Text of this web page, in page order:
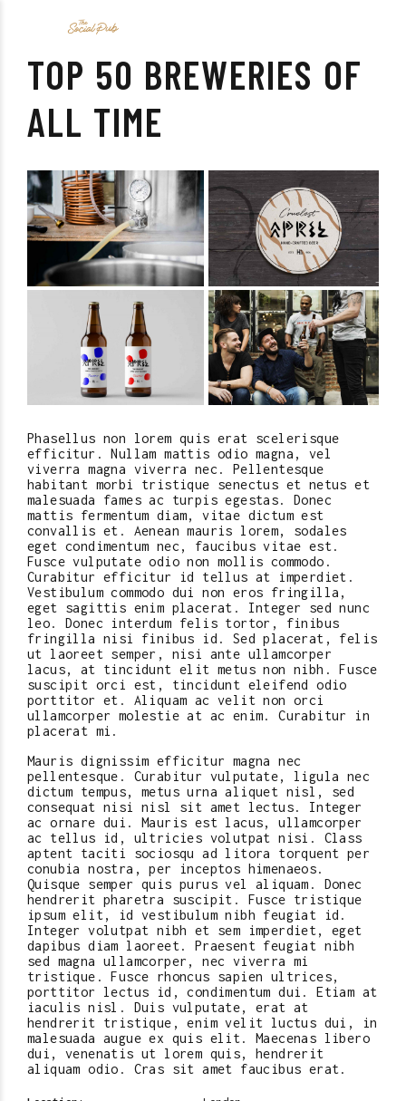
TOP 50 BREWERIES OF
ALL TIME
Phasellus non lorem quis erat scelerisque
efficitur. Nullam mattis odio magna, vel
viverra magna viverra nec. Pellentesque
habitant morbi tristique senectus et netus et
malesuada fames ac turpis egestas. Donec
mattis fermentum diam, vitae dictum est
convallis et. Aenean mauris lorem, sodales
eget condimentum nec, faucibus vitae est.
Fusce vulputate odio non mollis commodo.
Curabitur efficitur id tellus at imperdiet.
Vestibulum commodo dui non eros fringilla,
eget sagittis enim placerat. Integer sed nunc
leo. Donec interdum felis tortor, finibus
fringilla nisi finibus id. Sed placerat, felis
ut laoreet semper, nisi ante ullamcorper
lacus, at tincidunt elit metus non nibh. Fusce
suscipit orci est, tincidunt eleifend odio
porttitor et. Aliquam ac velit non orci
ullamcorper molestie at ac enim. Curabitur in
placerat mi.
Mauris dignissim efficitur magna nec
pellentesque. Curabitur vulputate, ligula nec
dictum tempus, metus urna aliquet nisl, sed
consequat nisi nisl sit amet lectus. Integer
ac ornare dui. Mauris est lacus, ullamcorper
ac tellus id, ultricies volutpat nisi. Class
aptent taciti sociosqu ad litora torquent per
conubia nostra, per inceptos himenaeos.
Quisque semper quis purus vel aliquam. Donec
hendrerit pharetra suscipit. Fusce tristique
ipsum elit, id vestibulum nibh feugiat id.
Integer volutpat nibh et sem imperdiet, eget
dapibus diam laoreet. Praesent feugiat nibh
sed magna ullamcorper, nec viverra mi
tristique. Fusce rhoncus sapien ultrices,
porttitor lectus id, condimentum dui. Etiam at
iaculis nisl. Duis vulputate, erat at
hendrerit tristique, enim velit luctus dui, in
malesuada augue ex quis elit. Maecenas libero
dui, venenatis ut lorem quis, hendrerit
aliquam odio. Cras sit amet faucibus erat.